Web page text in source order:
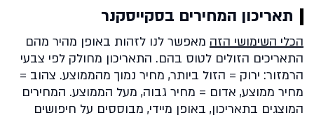
תאריכון המחירים בסקייסקנר
הכלי השימושי הזה מאפשר לנו לזהות באופן מהיר מהם
התאריכים הזולים לטוס בהם. התאריכון מחולק לפי צבעי
הרמזור: ירוק = הזול ביותר, מחיר נמוך מהממוצע. צהוב =
מחיר ממוצע, אדום = מחיר גבוה, מעל הממוצע. המחירים
המוצגים בתאריכון, באופן מיידי, מבוססים על חיפושים